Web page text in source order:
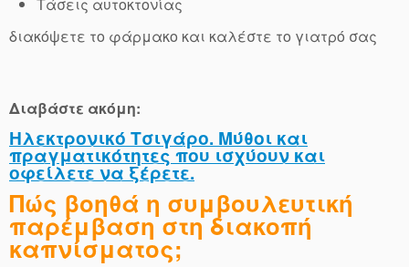
Τάσεις αυτοκτονίας
διακόψετε το φάρμακο και καλέστε το γιατρό σας
Διαβάστε ακόμη:
Ηλεκτρονικό Τσιγάρο. Μύθοι και
πραγματικότητες που ισχύουν και
οφείλετε να ξέρετε.
Πώς βοηθά η συμβουλευτική
παρέμβαση στη διακοπή
καπνίσματος;